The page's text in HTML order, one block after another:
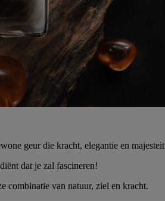
geur die kracht, elegantie en
dat je zal fascineren!
combinatie van natuur, ziel en kracht.